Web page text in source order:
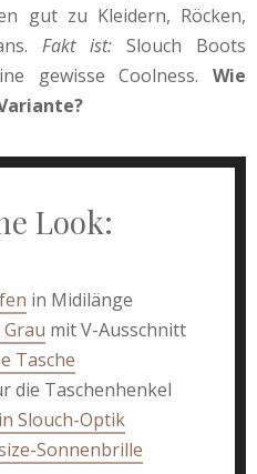
gut zu Kleidern, Röcken,
Fakt ist: Slouch Boots
gewisse Coolness. Wie
Look:
in Midilänge
mit V-Ausschnitt
Tasche
die Taschenhenkel
Slouch-Optik
Sonnenbrille